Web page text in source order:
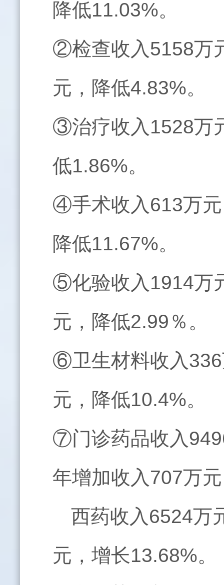
降低11.03%。
②检查收入5158万
元，降低4.83%。
③治疗收入1528万
低1.86%。
④手术收入613万
降低11.67%。
⑤化验收入1914万
元，降低2.99％。
⑥卫生材料收入
元，降低10.4%。
⑦门诊药品收入
年增加收入707万
西药收入6524万
元，增长13.68%。